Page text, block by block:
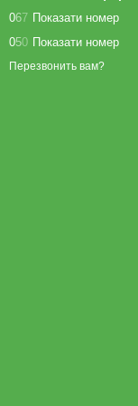
067 Показати номер
050 Показати номер
Перезвонить вам?